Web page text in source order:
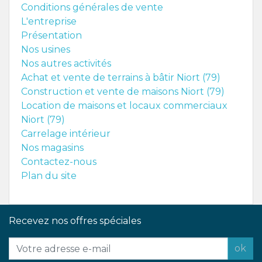
Conditions générales de vente
L'entreprise
Présentation
Nos usines
Nos autres activités
Achat et vente de terrains à bâtir Niort (79)
Construction et vente de maisons Niort (79)
Location de maisons et locaux commerciaux
Niort (79)
Carrelage intérieur
Nos magasins
Contactez-nous
Plan du site
Recevez nos offres spéciales
ok